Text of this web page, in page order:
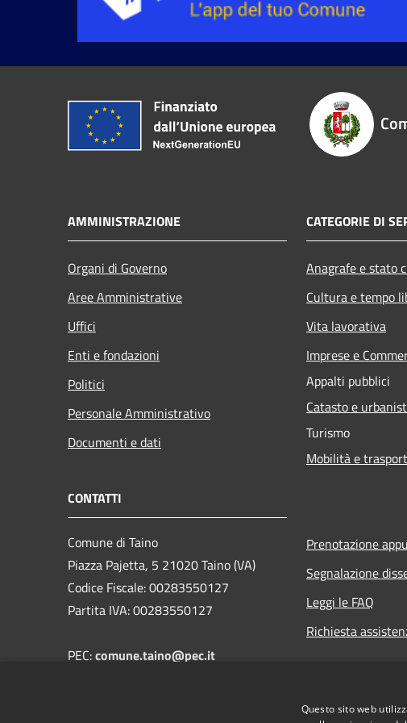
AMMINISTRAZIONE
Organi di Governo
Aree Amministrative
Uffici
Enti e fondazioni
Politici
Personale Amministrativo
Documenti e dati
CATEGORIE DI
Anagrafe e stato
Cultura e tempo
Vita lavorativa
Imprese e
Appalti pubblici
Catasto e
Turismo
Mobilità e
CONTATTI
Comune di Taino
Piazza Pajetta, 5 21020 Taino (VA)
Codice Fiscale: 00283550127
Partita IVA: 00283550127
PEC:comune.taino@pec.it
Prenotazione
Segnalazione
Leggi le FAQ
Richiesta
Questo sito web